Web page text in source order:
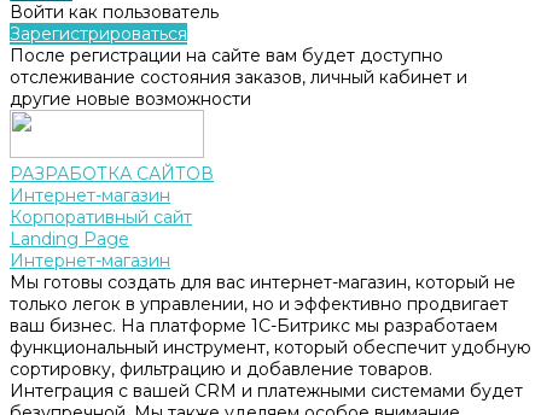
Войти как пользователь
Зарегистрироваться
После регистрации на сайте вам будет доступно
отслеживание состояния заказов, личный кабинет и
другие новые возможности
РАЗРАБОТКА САЙТОВ
Интернет-магазин
Корпоративный сайт
Landing Page
Интернет-магазин
Мы готовы создать для вас интернет-магазин, который не
только легок в управлении, но и эффективно продвигает
ваш бизнес. На платформе 1С-Битрикс мы разработаем
функциональный инструмент, который обеспечит удобную
сортировку, фильтрацию и добавление товаров.
Интеграция с вашей CRM и платежными системами будет